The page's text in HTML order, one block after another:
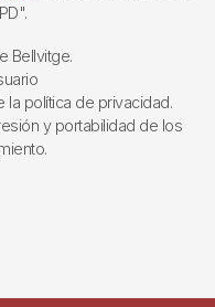
Bellvitge.
política de privacidad.
y portabilidad de los